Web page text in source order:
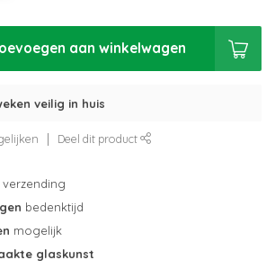
aan winkelwagen
veilig in huis
Deel dit product
verzending
bedenktijd
mogelijk
glaskunst